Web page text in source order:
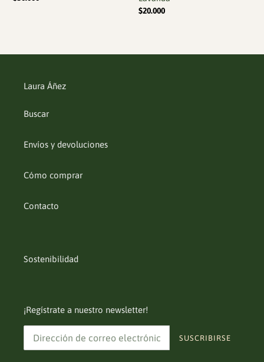
Precio
$20.000
Laura Áñez
Buscar
Envíos y devoluciones
Cómo comprar
Contacto
Sostenibilidad
¡Regístrate a nuestro newsletter!
SUSCRIBIRSE